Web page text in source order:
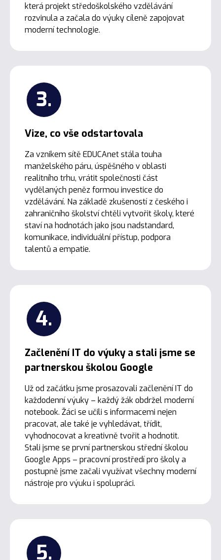
která projekt středoškolského vzdělávání
rozvinula a začala do výuky cíleně zapojovat
moderní technologie.
3.
Vize, co vše odstartovala
Za vznikem sítě EDUCAnet stála touha
manželského páru, úspěšného v oblasti
realitního trhu, vrátit společnosti část
vydělaných peněz formou investice do
vzdělávání. Na základě zkušeností z českého i
zahraničního školství chtěli vytvořit školy, které
staví na hodnotách jako jsou nadstandard,
komunikace, individuální přístup, podpora
talentů a empatie.
4.
Začlenění IT do výuky a stali jsme se
partnerskou školou Google
Už od začátku jsme prosazovali začlenění IT do
každodenní výuky – každý žák obdržel moderní
notebook. Žáci se učili s informacemi nejen
pracovat, ale také je vyhledávat, třídit,
vyhodnocovat a kreativně tvořit a hodnotit.
Stali jsme se první partnerskou střední školou
Google Apps – pracovní prostředí pro školy a
postupně jsme začali využívat všechny moderní
nástroje pro výuku i spolupráci.
5.